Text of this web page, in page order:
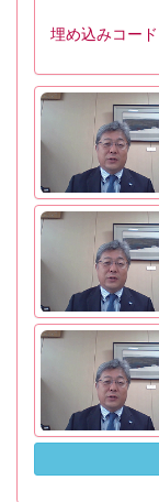
埋め込みコード